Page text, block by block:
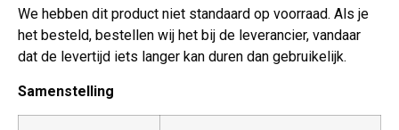
We hebben dit product niet standaard op voorraad. Als je
het besteld, bestellen wij het bij de leverancier, vandaar
dat de levertijd iets langer kan duren dan gebruikelijk.
Samenstelling